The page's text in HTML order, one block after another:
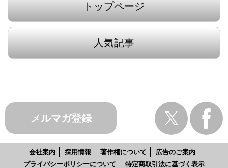
トップページ
人気記事
メルマガ登録
会社案内 採用情報 著作権について
広告のご案内
プライバシーポリシーについて
特定商取引法に基づく表示